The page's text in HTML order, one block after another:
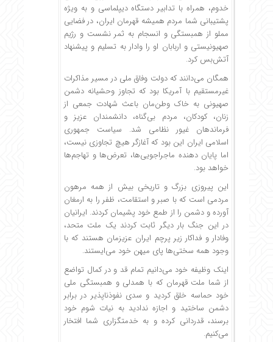
خدوم، همراه با تدابیر دستگاه دیپلماسی و به ویژه
پشتیبانی شما مردم همیشه قهرمان ایران، در فضایی
مملو از همبستگی و انسجام به ثمر نشست و رژیم
صهیونیستی و اربابان او را وادار به تسلیم و پیشنهاد
آتش‌بس کرد.
همگان می‌دانند که دولت وفاق ملی در مسیر مذاکرات
غیرمستقیم با آمریکا بود که تجاوز وحشیانه دشمن
صهیونی به خاک وطن‌مان باعث شهادت جمعی از
زنان، کودکان، مردم بی‌گناه، دانشمندان عزیز و
فرماندهان غیور نظامی شد. سیاست جمهوری
اسلامی ایران این بود که آغازگر هیچ تجاوزی نیست،
اما پایان دهنده ماجراجویی‌ها، تعرض‌ها و تهاجم‌ها
خواهد بود.
این پیروزی بزرگ و تاریخی بیش از همه مرهون
مردمی است که با صبر و استقامت، ظفر را به ارمغان
آورده و دشمن را از طمع خود پشیمان کردند. ایرانیان
در این جنگ بار دیگر ثابت کردند یک ملت متحد،
وفادار و فداکار زیر پرچم ایران عزیزمان هستند که با
وجود همه سختی‌ها پای میهن خود می‌ایستند.
اینک وظیفه خود می‌دانیم تمام قد و در کمال تواضع
از شما ملت قهرمان که با همدلی و همبستگی ملی
خود حماسه خلق کردید و سدی نفوذناپذیر در برابر
دشمن ساختید و اجازه ندادید به نیات شوم خود
برسند، قدردانی کرده و به خدمتگزاری شما افتخار
می‌کنیم.